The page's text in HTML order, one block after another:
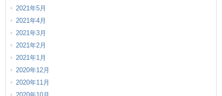
2021年5月
2021年4月
2021年3月
2021年2月
2021年1月
2020年12月
2020年11月